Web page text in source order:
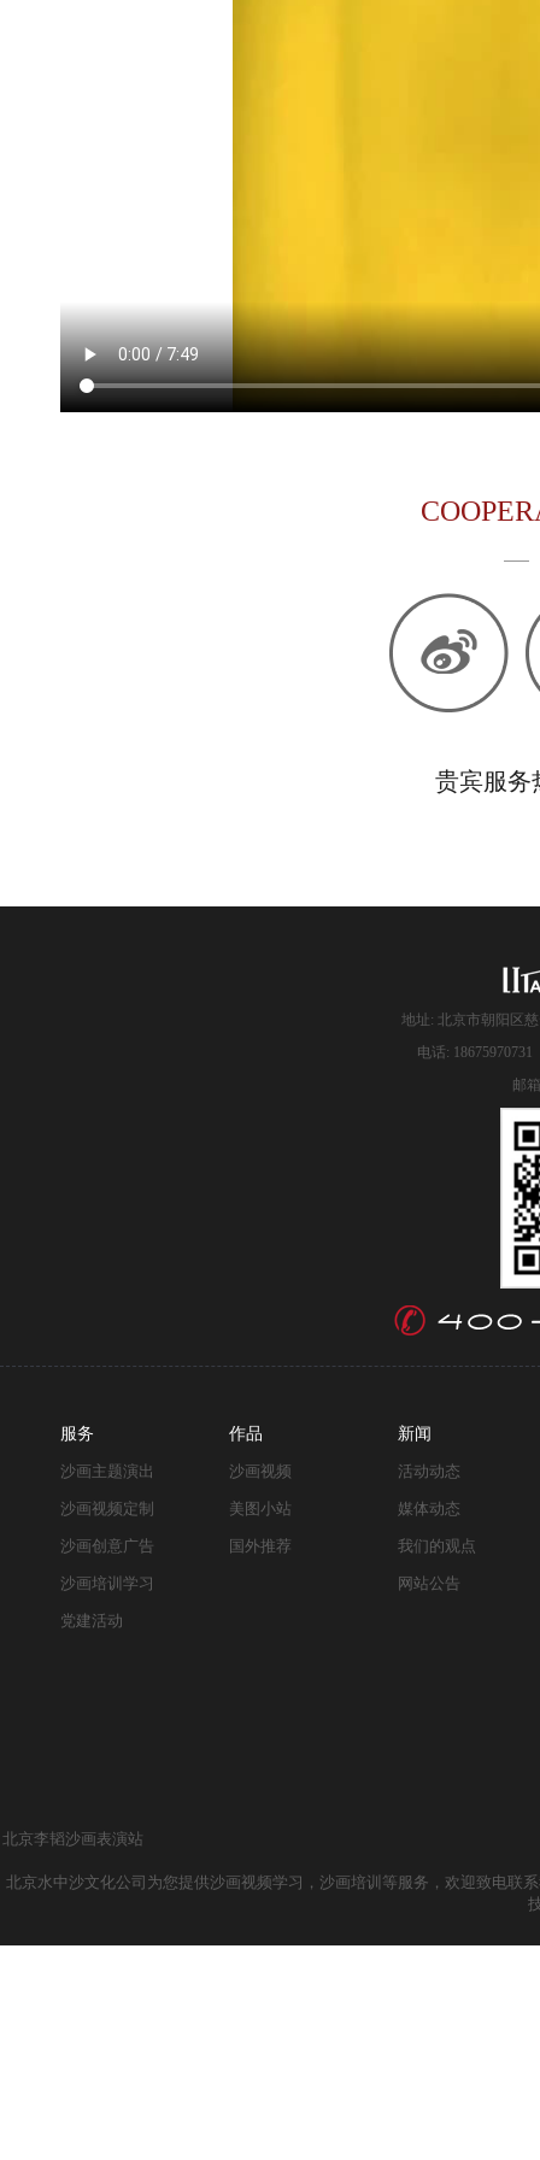
贵宾服务
地址: 北京市朝阳区
电话:
邮
服务
沙画主题演出
沙画视频定制
沙画创意广告
沙画培训学习
党建活动
作品
沙画视频
美图小站
国外推荐
新闻
活动动态
媒体动态
我们的观点
网站公告
北京李韬沙画表演站
北京水中沙文化公司为您提供沙画视频学习，沙画培训等服务，欢迎致电联